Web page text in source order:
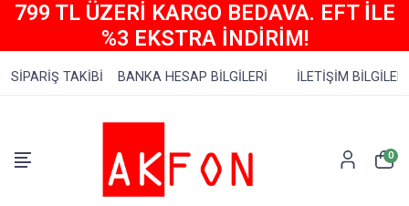
799 TL ÜZERİ KARGO BEDAVA. EFT İLE
%3 EKSTRA İNDİRİM!
SİPARİŞ TAKİBİ BANKA HESAP BİLGİLERİ İLETİŞİM BİLGİLERİ
0